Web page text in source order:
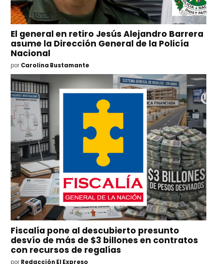
El general en retiro Jesús Alejandro Barrera
asume la Dirección General de la Policía
Nacional
por Carolina Bustamante
Fiscalía pone al descubierto presunto
desvío de más de $3 billones en contratos
con recursos de regalías
por Redacción El Expreso